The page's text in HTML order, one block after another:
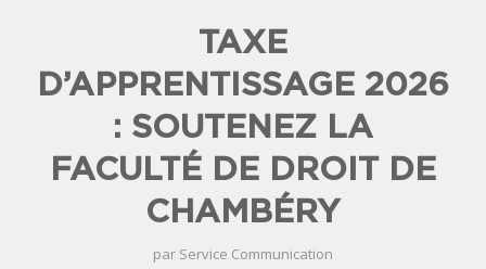
TAXE
D’APPRENTISSAGE 2026
: SOUTENEZ LA
FACULTÉ DE DROIT DE
CHAMBÉRY
par Service Communication